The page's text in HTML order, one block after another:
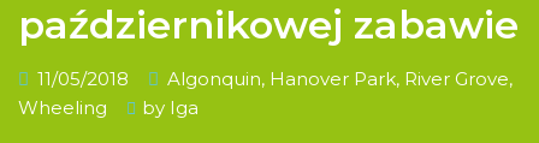
październikowej zabawie
11/05/2018 Algonquin, Hanover Park, River Grove,
Wheeling
by Iga